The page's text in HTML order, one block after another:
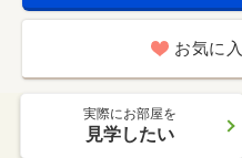
お気に
実際にお部屋を
見学したい